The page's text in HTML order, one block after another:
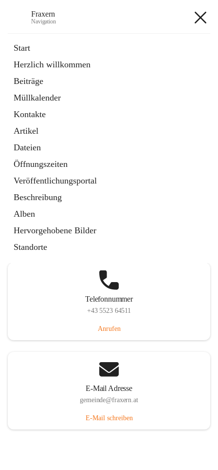
Fraxern
Navigation
Start
Herzlich willkommen
Beiträge
Müllkalender
Kontakte
Artikel
Dateien
Öffnungszeiten
Veröffentlichungsportal
Beschreibung
Alben
Hervorgehobene Bilder
Standorte
Ordner
in
Tab
Formulare
Artikel
öffnet
in
neuem
Tab
Telefonnummer
+43 5523 64511
Anrufen
E-Mail Adresse
gemeinde@fraxern.at
E-Mail schreiben